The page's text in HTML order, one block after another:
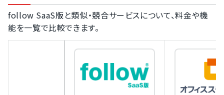
follow SaaS版と類似・競合サービスについて、料金や機
能を一覧で比較できます。